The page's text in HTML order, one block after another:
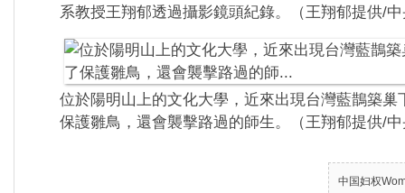
系教授王翔郁透過攝影鏡頭紀錄。（王翔郁提供/
位於陽明山上的文化大學，近來出現台灣藍鵲築巢
保護雛鳥，還會襲擊路過的師生。（王翔郁提供/
中国妇权